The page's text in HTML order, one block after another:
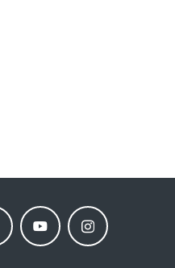
Youtube
moneder
instagram
moneder